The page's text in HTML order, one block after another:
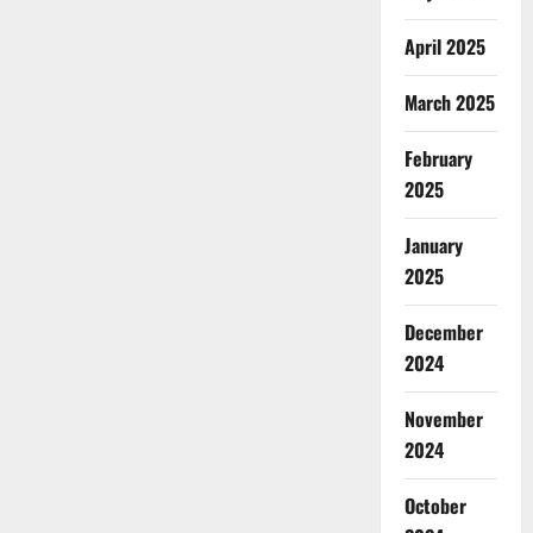
April 2025
March 2025
February
2025
January
2025
December
2024
November
2024
October